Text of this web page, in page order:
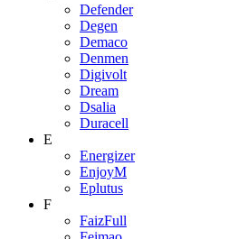
Defender
Degen
Demaco
Denmen
Digivolt
Dream
Dsalia
Duracell
E
Energizer
EnjoyM
Eplutus
F
FaizFull